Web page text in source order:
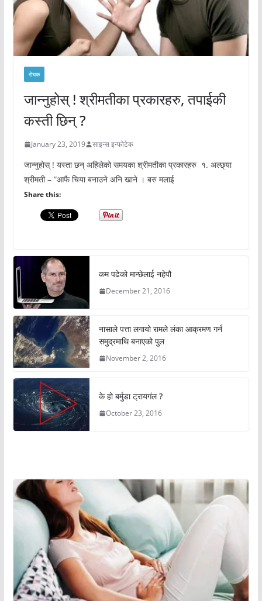
रोचक
जान्नुहोस् ! श्रीमतीका प्रकारहरु, तपाईकी
कस्ती छिन् ?
January 23, 2019 साइन्स इन्फोटेक
जान्नुहोस् ! यस्ता छन् अहिलेको समयका श्रीमतीका प्रकारहरु १. अल्छ्या
श्रीमती – “आफै चिया बनाउने अनि खाने । बरु मलाई
Share this:
कम पढेको मान्छेलाई नहेपौ
December 21, 2016
नासाले पत्ता लगायो रामले लंका आक्रमण गर्न
समुद्रमाथि बनाएको पुल
November 2, 2016
के हो बर्मुडा ट्रायगंल ?
October 23, 2016